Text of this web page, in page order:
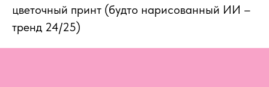
цветочный принт (будто нарисованный ИИ –
тренд 24/25)